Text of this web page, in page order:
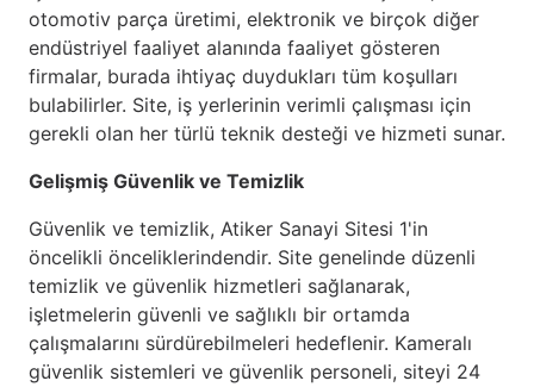
otomotiv parça üretimi, elektronik ve birçok diğer
endüstriyel faaliyet alanında faaliyet gösteren
firmalar, burada ihtiyaç duydukları tüm koşulları
bulabilirler. Site, iş yerlerinin verimli çalışması için
gerekli olan her türlü teknik desteği ve hizmeti sunar.
Gelişmiş Güvenlik ve Temizlik
Güvenlik ve temizlik, Atiker Sanayi Sitesi 1'in
öncelikli önceliklerindendir. Site genelinde düzenli
temizlik ve güvenlik hizmetleri sağlanarak,
işletmelerin güvenli ve sağlıklı bir ortamda
çalışmalarını sürdürebilmeleri hedeflenir. Kameralı
güvenlik sistemleri ve güvenlik personeli, siteyi 24